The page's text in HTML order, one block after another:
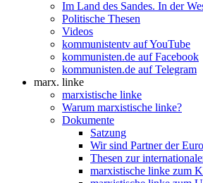
Im Land des Sandes. In der
Politische Thesen
Videos
kommunistentv auf YouTube
kommunisten.de auf Facebook
kommunisten.de auf Telegram
marx. linke
marxistische linke
Warum marxistische linke?
Dokumente
Satzung
Wir sind Partner der
Thesen zur
marxistische linke zum